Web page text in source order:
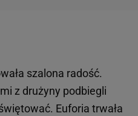
szalona radość.
z drużyny podbiegli
Euforia trwała